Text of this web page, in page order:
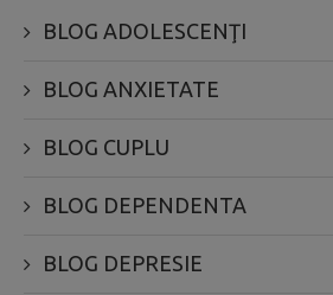
BLOG ADOLESCENŢI
BLOG ANXIETATE
BLOG CUPLU
BLOG DEPENDENTA
BLOG DEPRESIE